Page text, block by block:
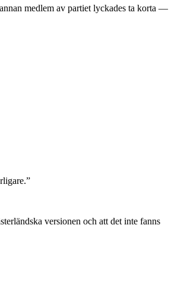
medlem av partiet lyckades ta korta —
versionen och att det inte fanns